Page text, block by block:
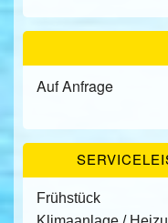
Auf Anfrage
Frühstück